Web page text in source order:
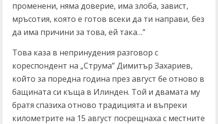
променени, няма доверие, има злоба, завист,
мръсотия, която е готов всеки да ти направи, без
да има причини за това, ей така…”
Това каза в непринудения разговор с
кореспондент на „Струма” Димитър Захариев,
който за поредна година през август бе отново в
бащината си къща в Илинден. Той и двамата му
братя спазиха отново традицията и въпреки
километрите на 15 август посрещнаха с местните